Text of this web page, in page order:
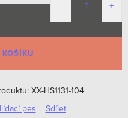
XX-HS1131-104
pes Sdílet